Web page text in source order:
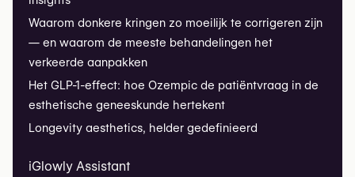
Waarom donkere kringen zo moeilijk te corrigeren zijn
— en waarom de meeste behandelingen het
verkeerde aanpakken
Het GLP-1-effect: hoe Ozempic de patiëntvraag in de
esthetische geneeskunde hertekent
Longevity aesthetics, helder gedefinieerd
iGlowly Assistant